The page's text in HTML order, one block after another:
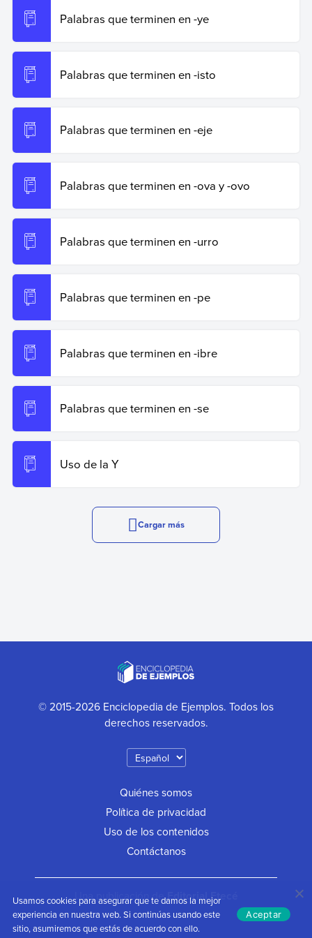
Palabras que terminen en -ye
Palabras que terminen en -isto
Palabras que terminen en -eje
Palabras que terminen en -ova y -ovo
Palabras que terminen en -urro
Palabras que terminen en -pe
Palabras que terminen en -ibre
Palabras que terminen en -se
Uso de la Y
Cargar más
© 2015-2026 Enciclopedia de Ejemplos. Todos los
derechos reservados.
Quiénes somos
Política de privacidad
Uso de los contenidos
Contáctanos
Una publicación deEditorial Etecé
Usamos cookies para asegurar que te damos la mejor
experiencia en nuestra web. Si continúas usando este
sitio, asumiremos que estás de acuerdo con ello.
Aceptar